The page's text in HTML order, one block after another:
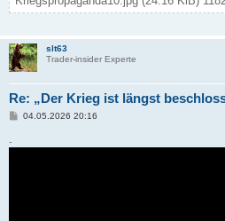
slt63
Trader-insider Experte
Re: „Der Krieg ist längst
B
t
04.05.2026 20:16